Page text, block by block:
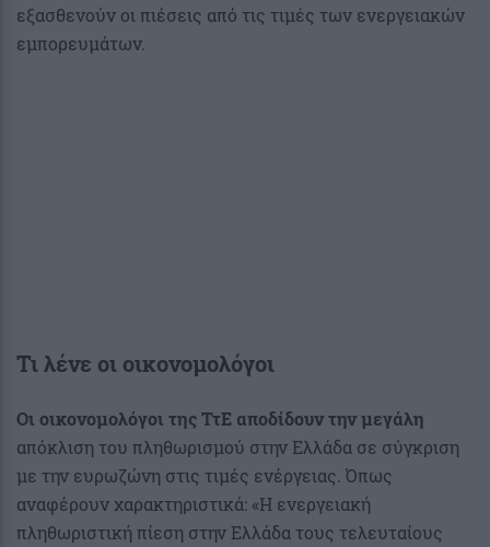
εξασθενούν οι πιέσεις από τις τιμές των ενεργειακών
εμπορευμάτων.
Τι λένε οι οικονομολόγοι
Οι οικονομολόγοι της ΤτΕ αποδίδουν την μεγάλη
απόκλιση του πληθωρισμού στην Ελλάδα σε σύγκριση
με την ευρωζώνη στις τιμές ενέργειας. Όπως
αναφέρουν χαρακτηριστικά: «Η ενεργειακή
πληθωριστική πίεση στην Ελλάδα τους τελευταίους